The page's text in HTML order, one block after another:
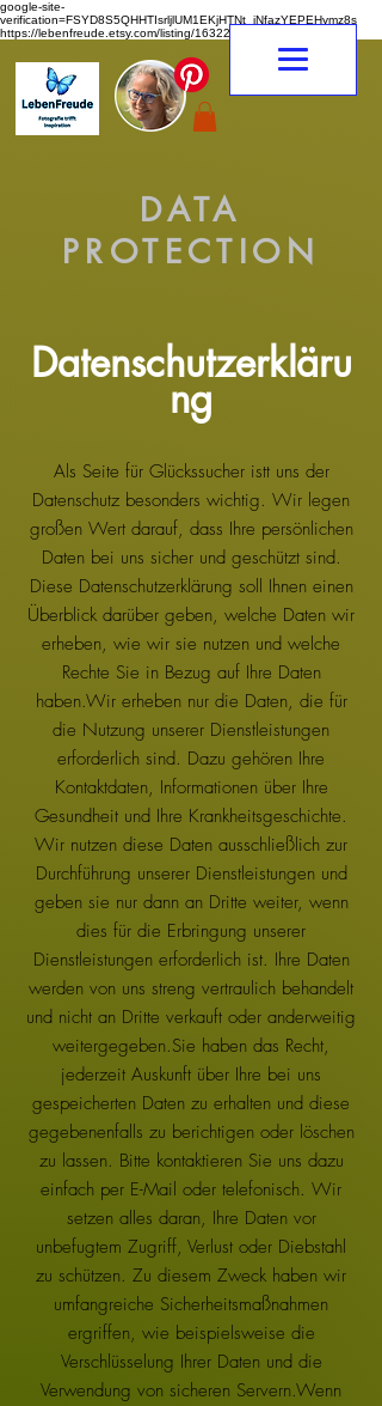
google-site-
verification=FSYD8S5QHHTIsrljlUM1EKjHTNt_jNfazYEPEHymz8s
https://lebenfreude.etsy.com/listing/1632263968
DATA
PROTECTION
Datenschutzerkläru
ng
Als Seite für Glückssucher istt uns der
Datenschutz besonders wichtig. Wir legen
großen Wert darauf, dass Ihre persönlichen
Daten bei uns sicher und geschützt sind.
Diese Datenschutzerklärung soll Ihnen einen
Überblick darüber geben, welche Daten wir
erheben, wie wir sie nutzen und welche
Rechte Sie in Bezug auf Ihre Daten
haben.Wir erheben nur die Daten, die für
die Nutzung unserer Dienstleistungen
erforderlich sind. Dazu gehören Ihre
Kontaktdaten, Informationen über Ihre
Gesundheit und Ihre Krankheitsgeschichte.
Wir nutzen diese Daten ausschließlich zur
Durchführung unserer Dienstleistungen und
geben sie nur dann an Dritte weiter, wenn
dies für die Erbringung unserer
Dienstleistungen erforderlich ist. Ihre Daten
werden von uns streng vertraulich behandelt
und nicht an Dritte verkauft oder anderweitig
weitergegeben.Sie haben das Recht,
jederzeit Auskunft über Ihre bei uns
gespeicherten Daten zu erhalten und diese
gegebenenfalls zu berichtigen oder löschen
zu lassen. Bitte kontaktieren Sie uns dazu
einfach per E-Mail oder telefonisch. Wir
setzen alles daran, Ihre Daten vor
unbefugtem Zugriff, Verlust oder Diebstahl
zu schützen. Zu diesem Zweck haben wir
umfangreiche Sicherheitsmaßnahmen
ergriffen, wie beispielsweise die
Verschlüsselung Ihrer Daten und die
Verwendung von sicheren Servern.Wenn